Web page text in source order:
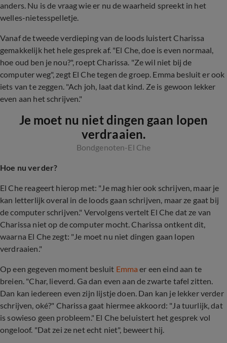
anders. Nu is de vraag wie er nu de waarheid spreekt in het
welles-nietesspelletje.
Vanaf de tweede verdieping van de loods luistert Charissa
gemakkelijk het hele gesprek af. "El Che, doe is even normaal,
hoe oud ben je nou?", roept Charissa. "Ze wil niet bij de
computer weg", zegt El Che tegen de groep. Emma besluit er ook
iets van te zeggen. "Ach joh, laat dat kind. Ze is gewoon lekker
even aan het schrijven."
Je moet nu niet dingen gaan lopen
verdraaien.
Bondgenoten-El Che
Hoe nu verder?
El Che reageert hierop met: "Je mag hier ook schrijven, maar je
kan letterlijk overal in de loods gaan schrijven, maar ze gaat bij
de computer schrijven." Vervolgens vertelt El Che dat ze van
Charissa niet op de computer mocht. Charissa ontkent dit,
waarna El Che zegt: "Je moet nu niet dingen gaan lopen
verdraaien."
Op een gegeven moment besluit Emma er een eind aan te
breien. "Char, lieverd. Ga dan even aan de zwarte tafel zitten.
Dan kan iedereen even zijn lijstje doen. Dan kan je lekker verder
schrijven, oké?" Charissa gaat hiermee akkoord: "Ja tuurlijk, dat
is sowieso geen probleem." El Che beluistert het gesprek vol
ongeloof. "Dat zei ze net echt niet", beweert hij.